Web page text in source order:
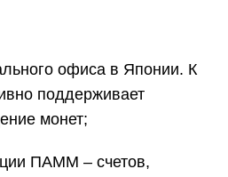
офиса в Японии. К
поддерживает
монет;
ПАММ – счетов,